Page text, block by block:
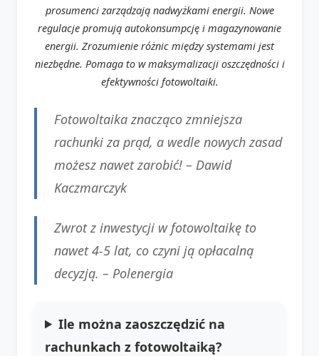
prosumenci zarządzają nadwyżkami energii. Nowe
regulacje promują autokonsumpcję i magazynowanie
energii. Zrozumienie różnic między systemami jest
niezbędne. Pomaga to w maksymalizacji oszczędności i
efektywności fotowoltaiki.
Fotowoltaika znacząco zmniejsza
rachunki za prąd, a wedle nowych zasad
możesz nawet zarobić! – Dawid
Kaczmarczyk
Zwrot z inwestycji w fotowoltaikę to
nawet 4-5 lat, co czyni ją opłacalną
decyzją. – Polenergia
Ile można zaoszczędzić na
rachunkach z fotowoltaiką?